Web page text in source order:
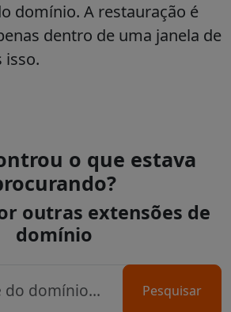
domínio. A restauração é
dentro de uma janela de
isso.
o que estava
outras extensões de
domínio
Pesquisar